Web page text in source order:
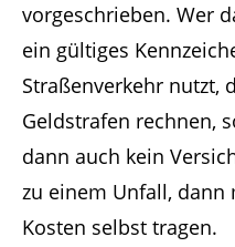
vorgeschrieben. Wer
ein gültiges
Straßenverkehr nutzt,
Geldstrafen rechnen,
dann auch kein
zu einem Unfall, dann
Kosten selbst tragen.